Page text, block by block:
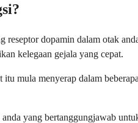
reseptor dopamin dalam otak
kelegaan gejala yang cepat.
mula menyerap dalam
yang bertanggungjawab